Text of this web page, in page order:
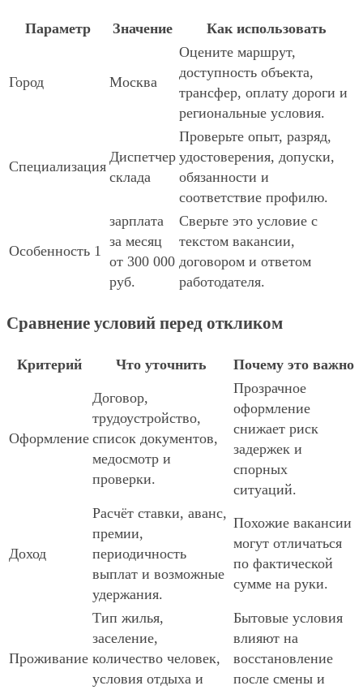
Параметр Значение Как использовать
Город Москва
Оцените маршрут,
доступность объекта,
трансфер, оплату дороги и
региональные условия.
Специализация
Диспетчер
склада
Проверьте опыт, разряд,
удостоверения, допуски,
обязанности и
соответствие профилю.
Особенность 1
зарплата
за месяц
от 300 000
руб.
Сверьте это условие с
текстом вакансии,
договором и ответом
работодателя.
Сравнение условий перед откликом
Критерий Что уточнить Почему это важно
Оформление
Договор,
трудоустройство,
список документов,
медосмотр и
проверки.
Прозрачное
оформление
снижает риск
задержек и
спорных
ситуаций.
Доход
Расчёт ставки, аванс,
премии,
периодичность
выплат и возможные
удержания.
Похожие вакансии
могут отличаться
по фактической
сумме на руки.
Проживание
Тип жилья,
заселение,
количество человек,
условия отдыха и
Бытовые условия
влияют на
восстановление
после смены и